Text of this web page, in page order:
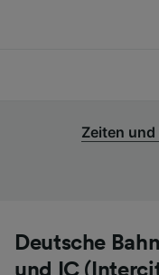
Zeiten
Deutsche
und IC